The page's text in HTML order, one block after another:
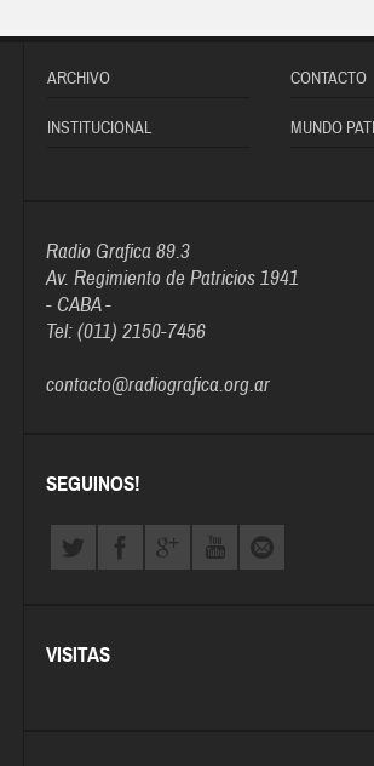
ARCHIVO CONTACTO
INSTITUCIONAL MUNDO
Radio Grafica 89.3
Av. Regimiento de Patricios 1941
- CABA -
Tel: (011) 2150-7456
contacto@radiografica.org.ar
SEGUINOS!
VISITAS